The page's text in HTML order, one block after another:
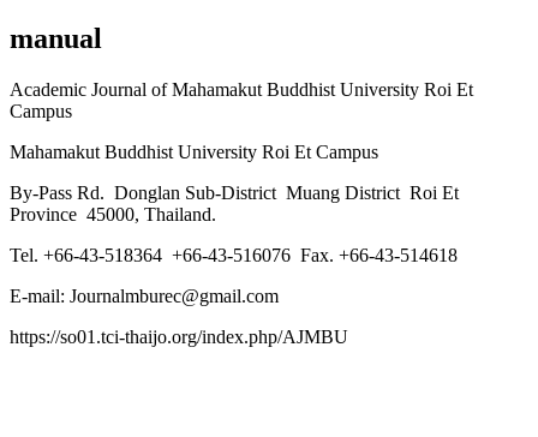
manual
Academic Journal of Mahamakut Buddhist University Roi Et
Campus
Mahamakut Buddhist University Roi Et Campus
By-Pass Rd. Donglan Sub-District Muang District Roi Et
Province 45000, Thailand.
Tel. +66-43-518364 +66-43-516076 Fax. +66-43-514618
E-mail: Journalmburec@gmail.com
https://so01.tci-thaijo.org/index.php/AJMBU